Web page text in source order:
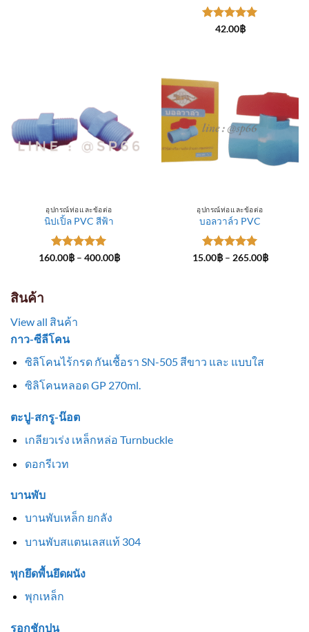
ให้คะแนน
42.00฿
อุปกรณ์ท่อและข้อต่อ
นิปเปิ้ล PVC สีฟ้า
ให้คะแนน
160.00฿ – 400.00฿Price
อุปกรณ์ท่อและข้อต่อ
บอลวาล์ว PVC
ให้คะแนน
15.00฿ – 265.00฿Price
สินค้า
View all สินค้า
กาว-ซีลีโคน
ซิลิโคนไร้กรด กันเชื้อรา SN-505 สีขาว และ แบบใส
ซิลิโคนหลอด GP 270ml.
ตะปู-สกรู-น๊อต
เกลียวเร่ง เหล็กหล่อ Turnbuckle
ดอกรีเวท
บานพับ
บานพับเหล็ก ยกลัง
บานพับสแตนเลสแท้ 304
พุกยึดพื้นยึดผนัง
พุกเหล็ก
รอกชักปูน